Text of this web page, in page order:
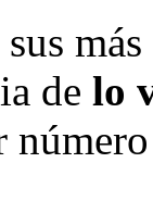
de lo